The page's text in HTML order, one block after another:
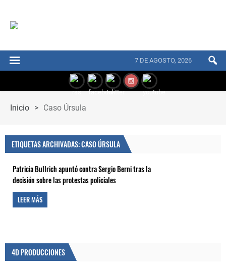
7 DE AGOSTO, 2026
Inicio > Caso Úrsula
ETIQUETAS ARCHIVADAS: CASO ÚRSULA
Patricia Bullrich apuntó contra Sergio Berni tras la
decisión sobre las protestas policiales
LEER MÁS
4D PRODUCCIONES